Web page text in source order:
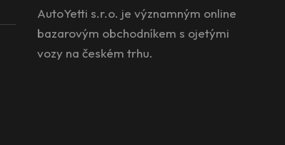
AutoYetti s.r.o. je významným online
bazarovým obchodníkem s ojetými
vozy na českém trhu.